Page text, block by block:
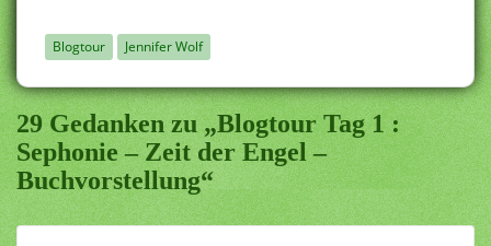
Blogtour Jennifer Wolf
29 Gedanken zu „Blogtour Tag 1 :
Sephonie – Zeit der Engel –
Buchvorstellung“